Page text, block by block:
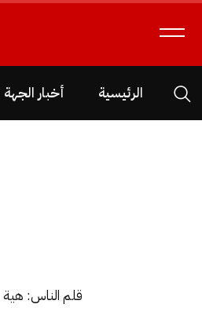
الرئيسية أخبار الجهة
قلم الناس: هية